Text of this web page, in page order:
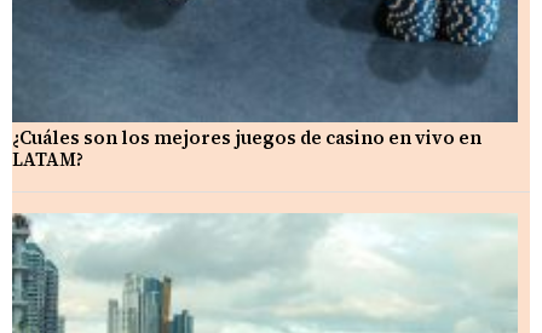
¿Cuáles son los mejores juegos de casino en vivo en
LATAM?